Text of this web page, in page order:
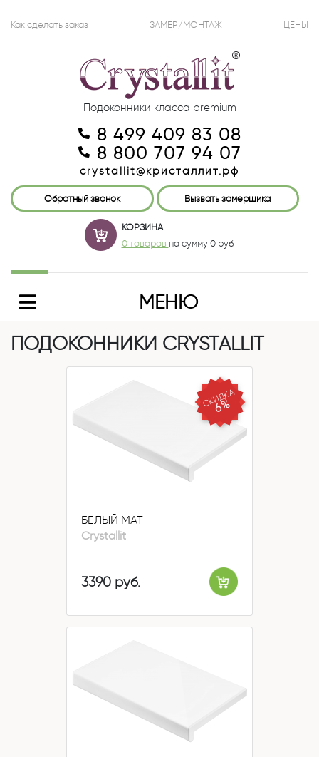
Как сделать заказ ЗАМЕР/МОНТАЖ ЦЕНЫ
Подоконники класса premium
8 499 409 83 08
8 800 707 94 07
crystallit@кристаллит.рф
Обратный звонок Вызвать замерщика
КОРЗИНА
0 товаров на сумму0руб.
МЕНЮ
ПОДОКОННИКИ CRYSTALLIT
СКИДКА
6%
БЕЛЫЙ МАТ
Crystallit
3390 руб.